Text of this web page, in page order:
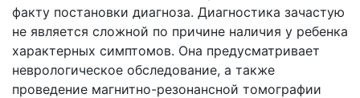
факту постановки диагноза. Диагностика зачастую
не является сложной по причине наличия у ребенка
характерных симптомов. Она предусматривает
неврологическое обследование, а также
проведение магнитно-резонансной томографии